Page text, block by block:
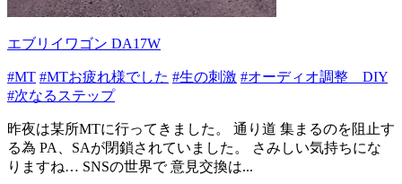
エブリイワゴン DA17W
#MT #MTお疲れ様でした #生の刺激 #オーディオ調整 DIY
#次なるステップ
昨夜は某所MTに行ってきました。 通り道 集まるのを阻止す
る為 PA、SAが閉鎖されていました。 さみしい気持ちにな
りますね… SNSの世界で 意見交換は...